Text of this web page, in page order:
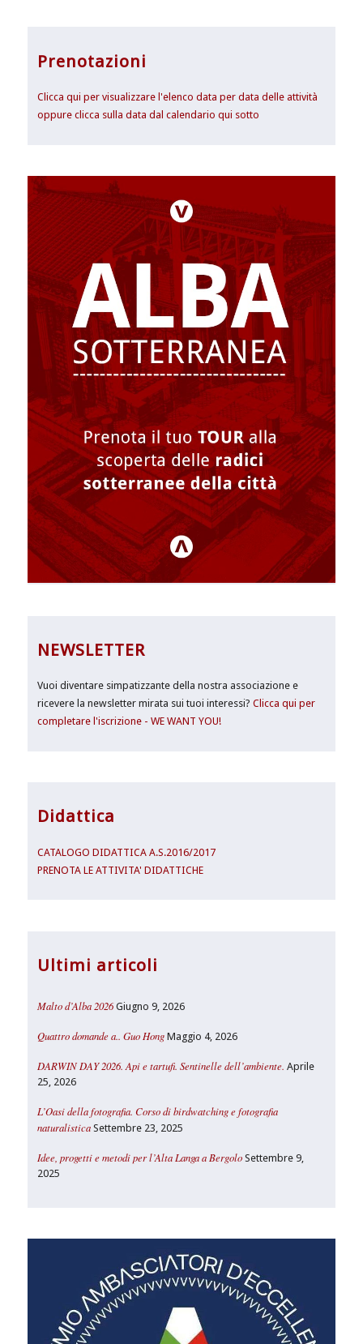
Prenotazioni
Clicca qui per visualizzare l'elenco data per data delle attività
oppure clicca sulla data dal calendario qui sotto
NEWSLETTER
Vuoi diventare simpatizzante della nostra associazione e
ricevere la newsletter mirata sui tuoi interessi?Clicca qui per
completare l'iscrizione - WE WANT YOU!
Didattica
CATALOGO DIDATTICA A.S.2016/2017
PRENOTA LE ATTIVITA' DIDATTICHE
Ultimi articoli
Malto d’Alba 2026 Giugno 9, 2026
Quattro domande a.. Guo Hong Maggio 4, 2026
DARWIN DAY 2026. Api e tartufi. Sentinelle dell’ambiente. Aprile
25, 2026
L’Oasi della fotografia. Corso di birdwatching e fotografia
naturalistica Settembre 23, 2025
Idee, progetti e metodi per l’Alta Langa a Bergolo Settembre 9,
2025